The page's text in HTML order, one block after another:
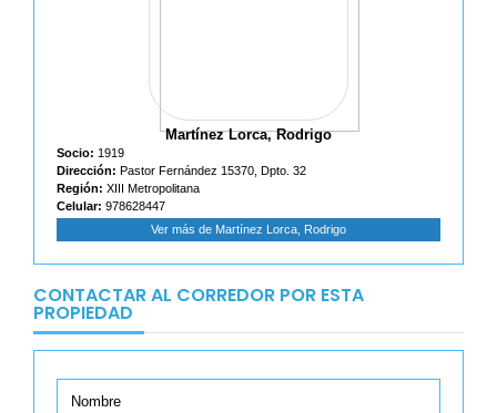
Martínez Lorca, Rodrigo
Socio: 1919
Dirección: Pastor Fernández 15370, Dpto. 32
Región: XIII Metropolitana
Celular: 978628447
Ver más de Martínez Lorca, Rodrigo
CONTACTAR AL CORREDOR POR ESTA
PROPIEDAD